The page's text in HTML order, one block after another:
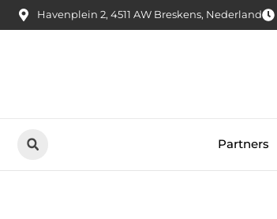
Havenplein 2, 4511 AW Breskens, Nederland
Partners